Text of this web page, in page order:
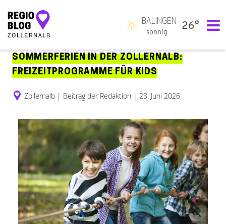
Hauptnavigation
BALINGEN
sonnig
26°
SOMMERFERIEN IN DER ZOLLERNALB:
FREIZEITPROGRAMME FÜR KIDS
Zollernalb | Beitrag der Redaktion | 23. Juni 2026